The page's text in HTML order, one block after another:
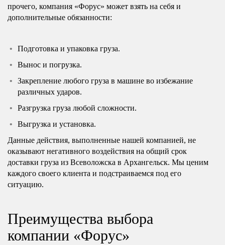
прочего, компания «Форус» может взять на себя и
дополнительные обязанности:
Подготовка и упаковка груза.
Вынос и погрузка.
Закрепление любого груза в машине во избежание
различных ударов.
Разгрузка груза любой сложности.
Выгрузка и установка.
Данные действия, выполненные нашей компанией, не
оказывают негативного воздействия на общий срок
доставки груза из Всеволожска в Архангельск. Мы ценим
каждого своего клиента и подстраиваемся под его
ситуацию.
Преимущества выбора
компании «Форус»